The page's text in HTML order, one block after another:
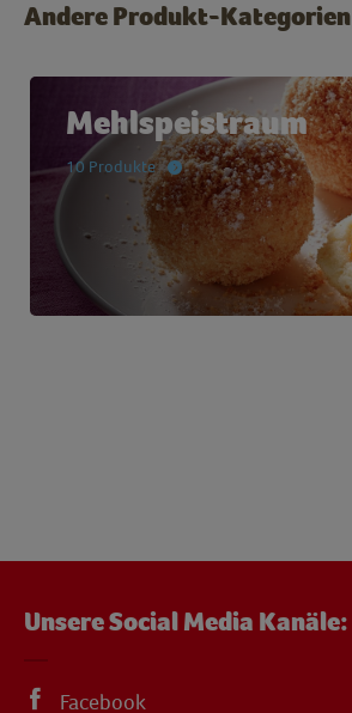
Andere Produkt-Kategorien
Mehlspeistraum
10 Produkte
Unsere Social Media Kanäle:
Facebook